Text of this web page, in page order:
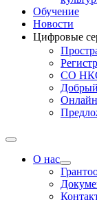
Обучение
Новости
Цифровые
СО НКО
О нас